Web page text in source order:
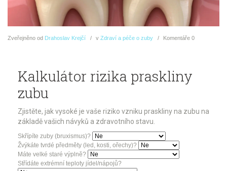
Zveřejněno od Drahoslav Krejčí v Zdraví a péče o zuby Komentáře 0
Kalkulátor rizika praskliny
zubu
Zjistěte, jak vysoké je vaše riziko vzniku praskliny na zubu na
základě vašich návyků a zdravotního stavu.
Skřípíte zuby (bruxismus)?
Žvýkáte tvrdé předměty (led, kosti, ořechy)?
Máte velké staré výplně?
Střídáte extrémní teploty jídel/nápojů?